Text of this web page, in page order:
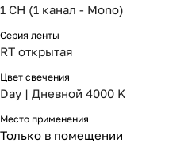
1 CH (1 канал - Mono)
Серия ленты
RT открытая
Цвет свечения
Day | Дневной 4000 K
Место применения
Только в помещении